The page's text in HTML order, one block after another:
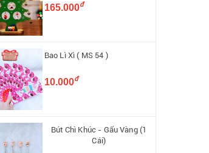
165.000đ
Bao Lì Xì ( MS 54 )
10.000đ
Bút Chì Khúc - Gấu Vàng (1
Cái)